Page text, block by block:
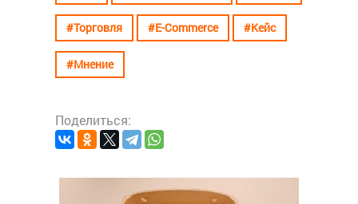
#Торговля #E-Commerce #Кейс
#Мнение
Поделиться: